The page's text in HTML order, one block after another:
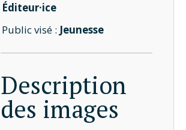
Éditeur·ice
Public visé : Jeunesse
Description
des images